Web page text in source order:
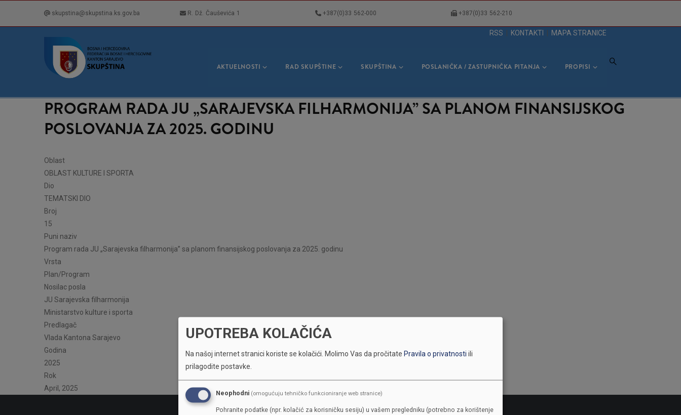
skupstina@skupstina.ks.gov.ba R. Dž. Čauševića 1 +387(0)33 562-000 +387(0)33 562-210
RSS KONTAKTI MAPA STRANICE
NAVIGACIJA
AKTUELNOSTI RAD SKUPŠTINE SKUPŠTINA POSLANIČKA / ZASTUPNIČKA PITANJA PROPISI
PROGRAM RADA JU „SARAJEVSKA FILHARMONIJA” SA PLANOM FINANSIJSKOG
POSLOVANJA ZA 2025. GODINU
Oblast
OBLAST KULTURE I SPORTA
Dio
TEMATSKI DIO
Broj
15
Puni naziv
Program rada JU „Sarajevska filharmonija” sa planom finansijskog poslovanja za 2025. godinu
Vrsta
Plan/Program
Nosilac posla
JU Sarajevska filharmonija
Ministarstvo kulture i sporta
Predlagač
Vlada Kantona Sarajevo
Godina
2025
Rok
April, 2025
UPOTREBA KOLAČIĆA
Na našoj internet stranici koriste se kolačići. Molimo Vas da pročitate Pravila o privatnosti ili
prilagodite postavke.
Neophodni (omogućuju tehničko funkcioniranje web stranice)
Pohranite podatke (npr. kolačić za korisničku sesiju) u vašem pregledniku (potrebno za korištenje